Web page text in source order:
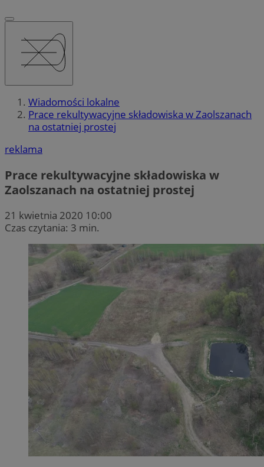
Wiadomości lokalne
Prace rekultywacyjne składowiska w Zaolszanach
na ostatniej prostej
reklama
Prace rekultywacyjne składowiska w
Zaolszanach na ostatniej prostej
21 kwietnia 2020 10:00
Czas czytania: 3 min.